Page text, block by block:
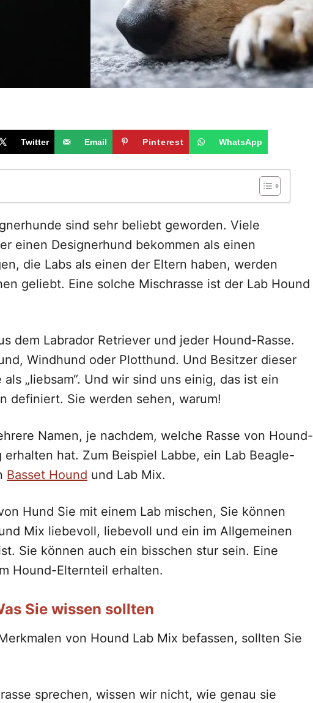
Twitter Email Pinterest WhatsApp
sind sehr beliebt geworden. Viele
einen Designerhund bekommen als einen
die Labs als einen der Eltern haben, werden
geliebt. Eine solche Mischrasse ist der Lab Hound
dem Labrador Retriever und jeder Hound-Rasse.
Windhund oder Plotthund. Und Besitzer dieser
„liebsam“. Und wir sind uns einig, das ist ein
definiert. Sie werden sehen, warum!
Namen, je nachdem, welche Rasse von Hound-
hat. Zum Beispiel Labbe, ein Lab Beagle-
Basset Hound und Lab Mix.
Hund Sie mit einem Lab mischen, Sie können
Mix liebevoll, liebevoll und ein im Allgemeinen
Sie können auch ein bisschen stur sein. Eine
Hound-Elternteil erhalten.
Sie wissen sollten
von Hound Lab Mix befassen, sollten Sie
sprechen, wissen wir nicht, wie genau sie